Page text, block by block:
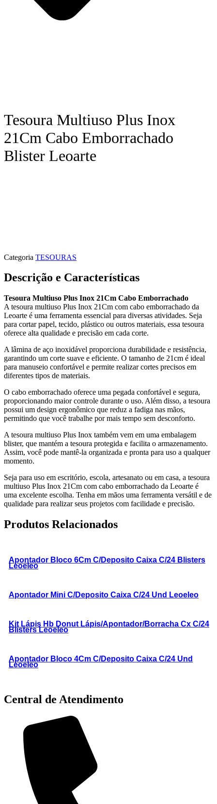
Tesoura Multiuso Plus Inox
21Cm Cabo Emborrachado
Blister Leoarte
Categoria TESOURAS
Descrição e Características
Tesoura Multiuso Plus Inox 21Cm Cabo Emborrachado
A tesoura multiuso Plus Inox 21Cm com cabo emborrachado da
Leoarte é uma ferramenta essencial para diversas atividades. Seja
para cortar papel, tecido, plástico ou outros materiais, essa tesoura
oferece alta qualidade e precisão em cada corte.
A lâmina de aço inoxidável proporciona durabilidade e resistência,
garantindo um corte suave e eficiente. O tamanho de 21cm é ideal
para manuseio confortável e permite realizar cortes precisos em
diferentes tipos de materiais.
O cabo emborrachado oferece uma pegada confortável e segura,
proporcionando maior controle durante o uso. Além disso, a tesoura
possui um design ergonômico que reduz a fadiga nas mãos,
permitindo que você trabalhe por mais tempo sem desconforto.
A tesoura multiuso Plus Inox também vem em uma embalagem
blister, que mantém a tesoura protegida e facilita o armazenamento.
Assim, você pode mantê-la organizada e pronta para uso a qualquer
momento.
Seja para uso em escritório, escola, artesanato ou em casa, a tesoura
multiuso Plus Inox 21Cm com cabo emborrachado da Leoarte é
uma excelente escolha. Tenha em mãos uma ferramenta versátil e de
qualidade para realizar seus projetos com facilidade e precisão.
Produtos Relacionados
Apontador Bloco 6Cm C/Deposito Caixa C/24 Blisters
Leoeleo
Apontador Mini C/Deposito Caixa C/24 Und Leoeleo
Kit Lápis Hb Donut Lápis/Apontador/Borracha Cx C/24
Blisters Leoeleo
Apontador Bloco 4Cm C/Deposito Caixa C/24 Und
Leoeleo
Central de Atendimento